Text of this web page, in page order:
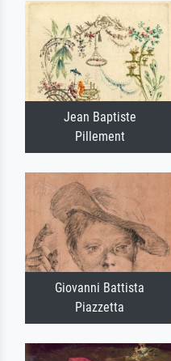
Jean Baptiste
Pillement
Giovanni Battista
Piazzetta